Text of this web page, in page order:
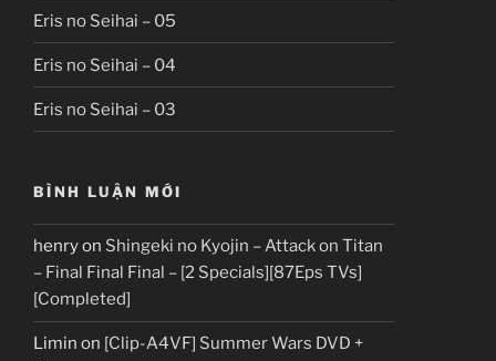
Eris no Seihai – 05
Eris no Seihai – 04
Eris no Seihai – 03
BÌNH LUẬN MỚI
henryon Shingeki no Kyojin – Attack on Titan
– Final Final Final – [2 Specials][87Eps TVs]
[Completed]
Limin on [Clip-A4VF] Summer Wars DVD +